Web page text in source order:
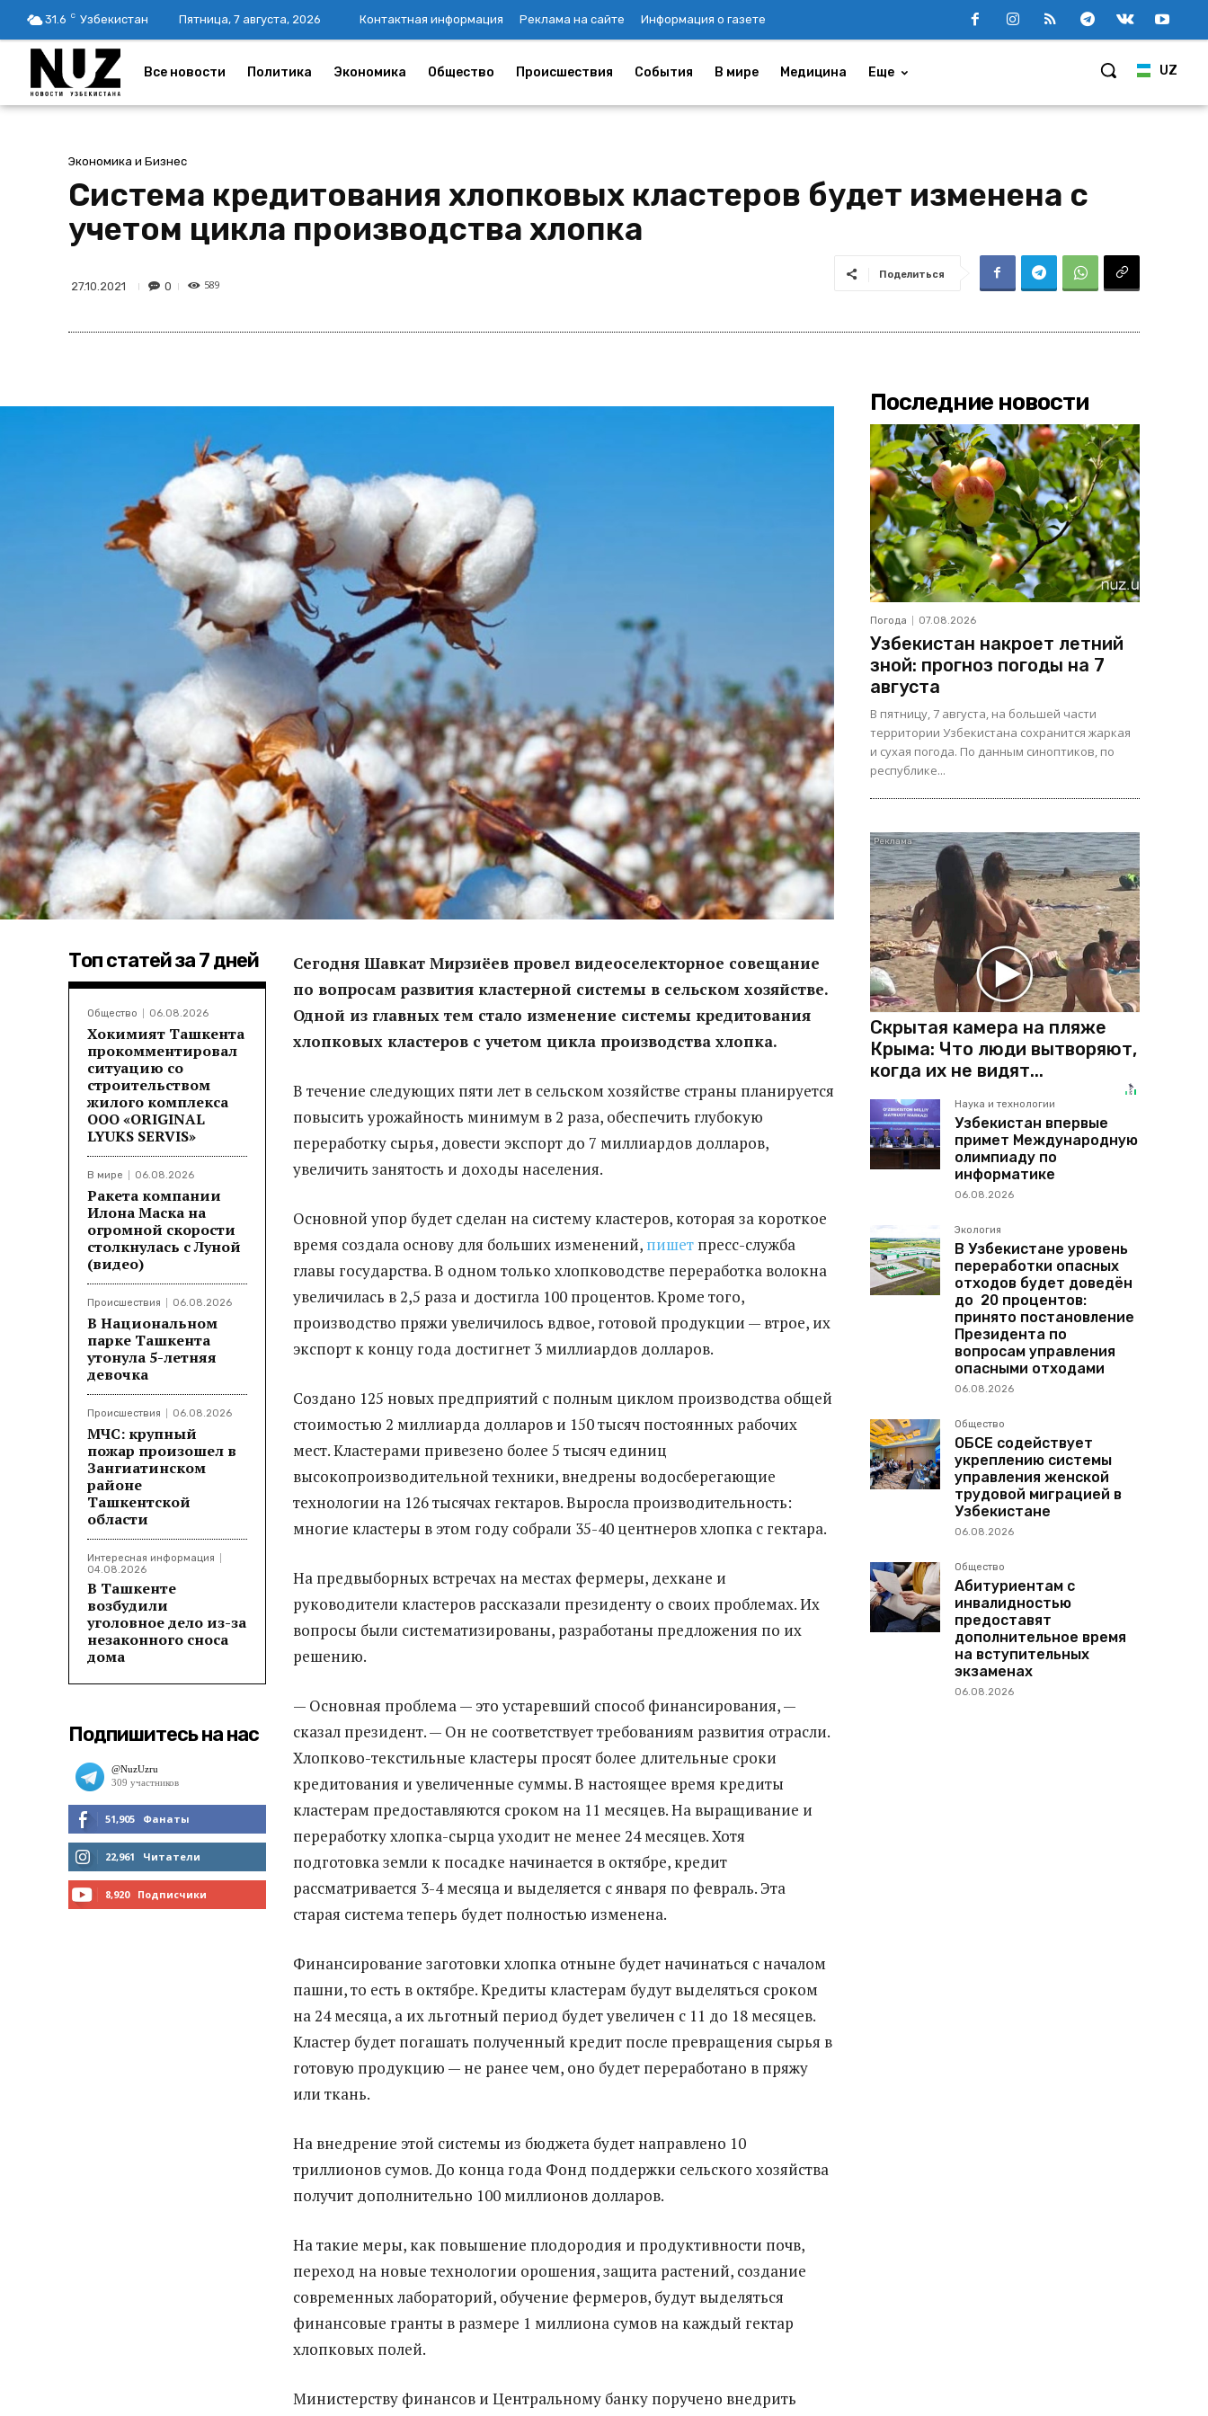
31.6 C Узбекистан Пятница, 7 августа, 2026 Контактная информация Реклама на сайте Информация о газете
UZ
Все новости Политика Экономика Общество Происшествия События В мире Медицина Еще
Экономика и Бизнес
Система кредитования хлопковых кластеров будет изменена с
учетом цикла производства хлопка
27.10.2021 0 589
Поделиться
Топ статей за 7 дней
Общество 06.08.2026
Хокимият Ташкента
прокомментировал
ситуацию со
строительством
жилого комплекса
ООО «ORIGINAL
LYUKS SERVIS»
В мире 06.08.2026
Ракета компании
Илона Маска на
огромной скорости
столкнулась с Луной
(видео)
Происшествия 06.08.2026
В Национальном
парке Ташкента
утонула 5-летняя
девочка
Происшествия 06.08.2026
МЧС: крупный
пожар произошел в
Зангиатинском
районе
Ташкентской
области
Интересная информация
04.08.2026
В Ташкенте
возбудили
уголовное дело из-за
незаконного сноса
дома
Подпишитесь на нас
51,905 Фанаты
МНЕ НРАВИТСЯ
22,961 Читатели
8,920 Подписчики
Сегодня Шавкат Мирзиёев провел видеоселекторное совещание
по вопросам развития кластерной системы в сельском хозяйстве.
Одной из главных тем стало изменение системы кредитования
хлопковых кластеров с учетом цикла производства хлопка.
В течение следующих пяти лет в сельском хозяйстве страны планируется
повысить урожайность минимум в 2 раза, обеспечить глубокую
переработку сырья, довести экспорт до 7 миллиардов долларов,
увеличить занятость и доходы населения.
Основной упор будет сделан на систему кластеров, которая за короткое
время создала основу для больших изменений, пишет пресс-служба
главы государства. В одном только хлопководстве переработка волокна
увеличилась в 2,5 раза и достигла 100 процентов. Кроме того,
производство пряжи увеличилось вдвое, готовой продукции — втрое, их
экспорт к концу года достигнет 3 миллиардов долларов.
Создано 125 новых предприятий с полным циклом производства общей
стоимостью 2 миллиарда долларов и 150 тысяч постоянных рабочих
мест. Кластерами привезено более 5 тысяч единиц
высокопроизводительной техники, внедрены водосберегающие
технологии на 126 тысячах гектаров. Выросла производительность:
многие кластеры в этом году собрали 35-40 центнеров хлопка с гектара.
На предвыборных встречах на местах фермеры, дехкане и
руководители кластеров рассказали президенту о своих проблемах. Их
вопросы были систематизированы, разработаны предложения по их
решению.
— Основная проблема — это устаревший способ финансирования, —
сказал президент. — Он не соответствует требованиям развития отрасли.
Хлопково-текстильные кластеры просят более длительные сроки
кредитования и увеличенные суммы. В настоящее время кредиты
кластерам предоставляются сроком на 11 месяцев. На выращивание и
переработку хлопка-сырца уходит не менее 24 месяцев. Хотя
подготовка земли к посадке начинается в октябре, кредит
рассматривается 3-4 месяца и выделяется с января по февраль. Эта
старая система теперь будет полностью изменена.
Финансирование заготовки хлопка отныне будет начинаться с началом
пашни, то есть в октябре. Кредиты кластерам будут выделяться сроком
на 24 месяца, а их льготный период будет увеличен с 11 до 18 месяцев.
Кластер будет погашать полученный кредит после превращения сырья в
готовую продукцию — не ранее чем, оно будет переработано в пряжу
или ткань.
На внедрение этой системы из бюджета будет направлено 10
триллионов сумов. До конца года Фонд поддержки сельского хозяйства
получит дополнительно 100 миллионов долларов.
На такие меры, как повышение плодородия и продуктивности почв,
переход на новые технологии орошения, защита растений, создание
современных лабораторий, обучение фермеров, будут выделяться
финансовые гранты в размере 1 миллиона сумов на каждый гектар
хлопковых полей.
Министерству финансов и Центральному банку поручено внедрить
Последние новости
Погода 07.08.2026
Узбекистан накроет летний
зной: прогноз погоды на 7
августа
В пятницу, 7 августа, на большей части
территории Узбекистана сохранится жаркая
и сухая погода. По данным синоптиков, по
республике...
Скрытая камера на пляже
Крыма: Что люди вытворяют,
когда их не видят...
Наука и технологии
Узбекистан впервые
примет Международную
олимпиаду по
информатике
06.08.2026
Экология
В Узбекистане уровень
переработки опасных
отходов будет доведён
до 20 процентов:
принято постановление
Президента по
вопросам управления
опасными отходами
06.08.2026
Общество
ОБСЕ содействует
укреплению системы
управления женской
трудовой миграцией в
Узбекистане
06.08.2026
Общество
Абитуриентам с
инвалидностью
предоставят
дополнительное время
на вступительных
экзаменах
06.08.2026